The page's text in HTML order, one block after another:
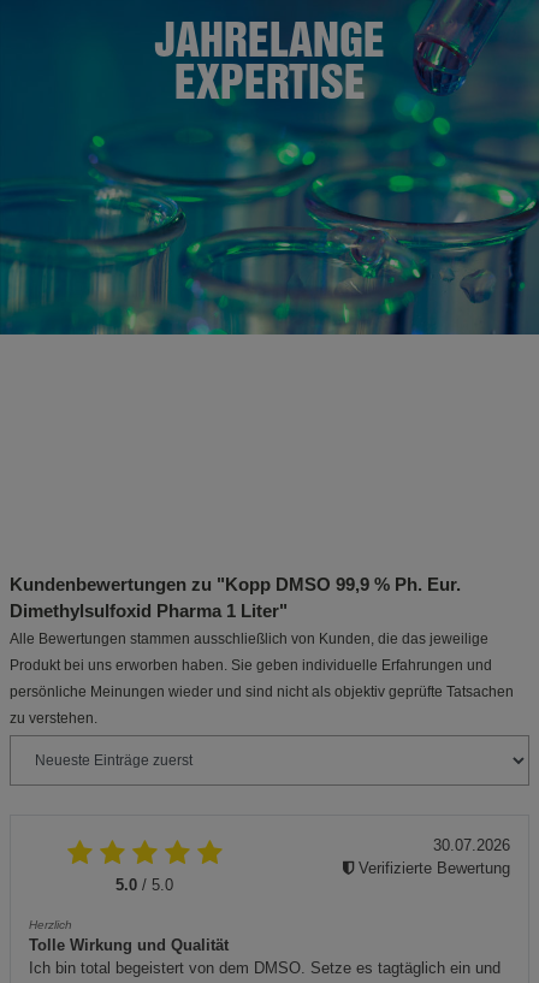
JAHRELANGE
EXPERTISE
Kundenbewertungen zu "Kopp DMSO 99,9 % Ph. Eur.
Dimethylsulfoxid Pharma 1 Liter"
Alle Bewertungen stammen ausschließlich von Kunden, die das jeweilige
Produkt bei uns erworben haben. Sie geben individuelle Erfahrungen und
persönliche Meinungen wieder und sind nicht als objektiv geprüfte Tatsachen
zu verstehen.
5.0 / 5.0
Herzlich
Tolle Wirkung und Qualität
Ich bin total begeistert von dem DMSO. Setze es tagtäglich ein und
30.07.2026
Verifizierte Bewertung